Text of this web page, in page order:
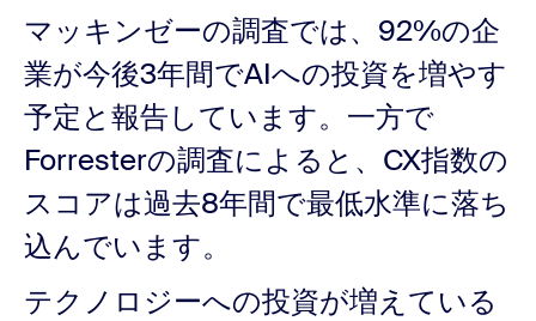
マッキンゼーの調査では、92%の企
業が今後3年間でAIへの投資を増やす
予定と報告しています。一方で
Forresterの調査によると、CX指数の
スコアは過去8年間で最低水準に落ち
込んでいます。
テクノロジーへの投資が増えている